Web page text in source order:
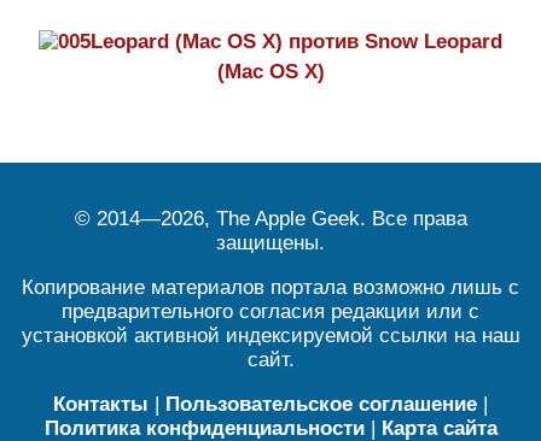
Leopard (Mac OS X) против Snow Leopard
(Mac OS X)
© 2014—2026, The Apple Geek. Все права
защищены.
Копирование материалов портала возможно лишь с
предварительного согласия редакции или с
установкой активной индексируемой ссылки на наш
сайт.
Контакты | Пользовательское соглашение |
Политика конфиденциальности| Карта сайта